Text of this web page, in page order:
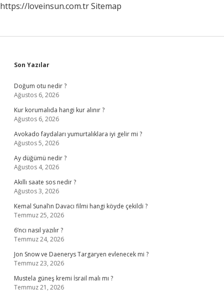
https://loveinsun.com.trSitemap
Sidebar
Son Yazılar
Doğum otu nedir ?
Ağustos 6, 2026
Kur korumalıda hangi kur alınır ?
Ağustos 6, 2026
Avokado faydaları yumurtalıklara iyi gelir mi ?
Ağustos 5, 2026
Ay düğümü nedir ?
Ağustos 4, 2026
Akıllı saate sos nedir ?
Ağustos 3, 2026
Kemal Sunal’ın Davacı filmi hangi köyde çekildi ?
Temmuz 25, 2026
6’ncı nasıl yazılır ?
Temmuz 24, 2026
Jon Snow ve Daenerys Targaryen evlenecek mi ?
Temmuz 23, 2026
Mustela güneş kremi İsrail malı mı ?
Temmuz 21, 2026